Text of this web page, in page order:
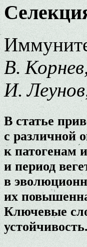
В.
И.
В статье
с различной
к патогенам
и период
в
их
Ключевые
устойчивость.